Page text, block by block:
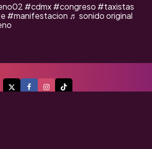
#cdmx#congreso #taxistas
#manifestacion ♬ sonido original